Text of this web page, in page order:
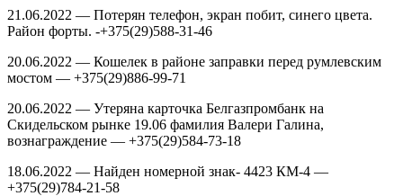
21.06.2022 — Потерян телефон, экран побит, синего цвета.
Район форты. -+375(29)588-31-46
20.06.2022 — Кошелек в районе заправки перед румлевским
мостом — +375(29)886-99-71
20.06.2022 — Утеряна карточка Белгазпромбанк на
Скидельском рынке 19.06 фамилия Валери Галина,
вознаграждение — +375(29)584-73-18
18.06.2022 — Найден номерной знак- 4423 КМ-4 —
+375(29)784-21-58